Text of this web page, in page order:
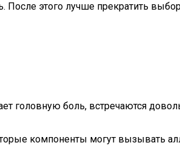
После этого лучше прекратить
головную боль, встречаются
компоненты могут вызывать